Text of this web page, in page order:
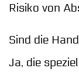
Risiko von
Sind die
Ja, die